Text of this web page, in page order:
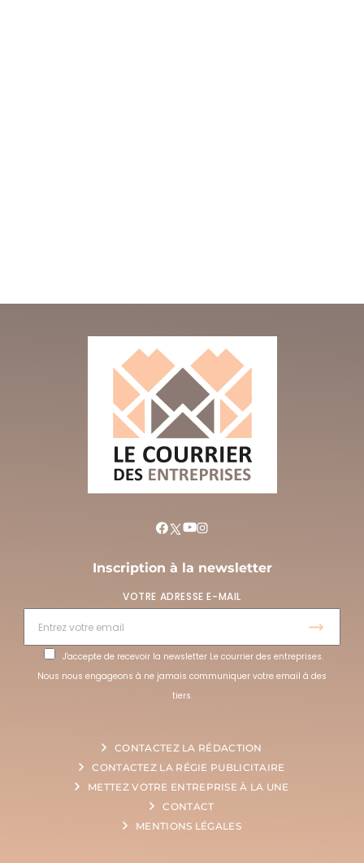
Inscription à la newsletter
VOTRE ADRESSE E-MAIL
J'accepte de recevoir la newsletter Le courrier des entreprises.
Nous nous engageons à ne jamais communiquer votre email à des
tiers.
CONTACTEZ LA RÉDACTION
CONTACTEZ LA RÉGIE PUBLICITAIRE
METTEZ VOTRE ENTREPRISE À LA UNE
CONTACT
MENTIONS LÉGALES